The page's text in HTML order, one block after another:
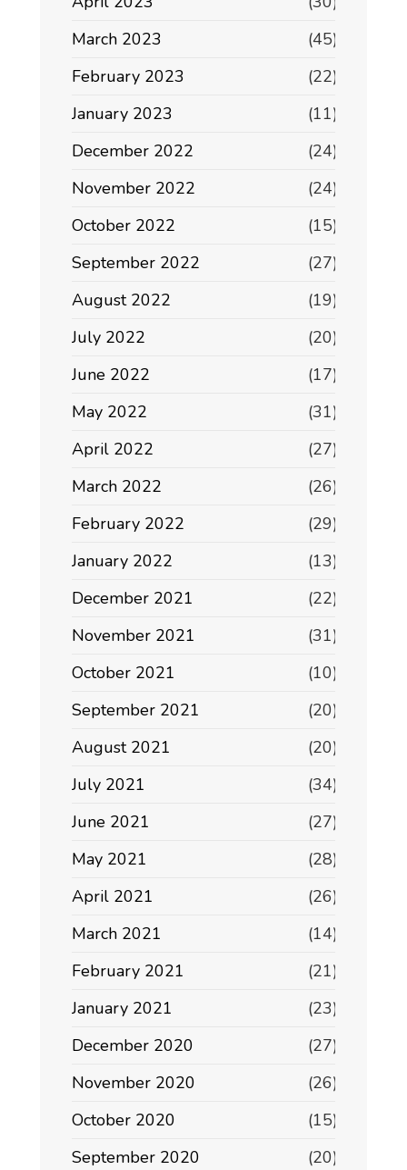
March 2023
(45)
February 2023
(22)
January 2023
(11)
December 2022
(24)
November 2022
(24)
October 2022
(15)
September 2022
(27)
August 2022
(19)
July 2022
(20)
June 2022
(17)
May 2022
(31)
April 2022
(27)
March 2022
(26)
February 2022
(29)
January 2022
(13)
December 2021
(22)
November 2021
(31)
October 2021
(10)
September 2021
(20)
August 2021
(20)
July 2021
(34)
June 2021
(27)
May 2021
(28)
April 2021
(26)
March 2021
(14)
February 2021
(21)
January 2021
(23)
December 2020
(27)
November 2020
(26)
October 2020
(15)
September 2020
(20)